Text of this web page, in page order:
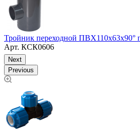
Тройник переходной ПВХ110х63х90°
Арт. КСК0606
Next
Previous